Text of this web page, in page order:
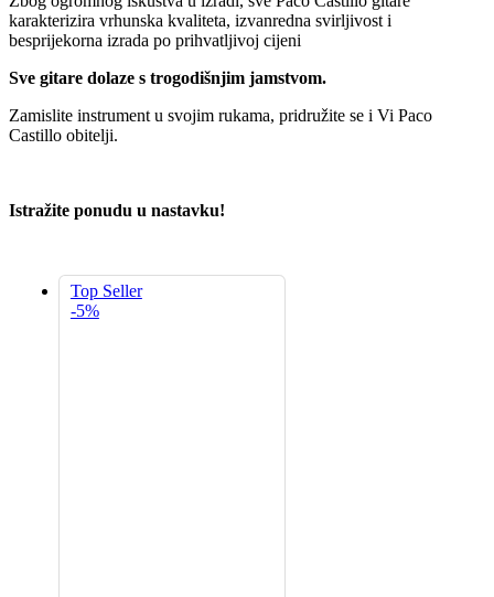
karakterizira vrhunska kvaliteta, izvanredna svirljivost i
besprijekorna izrada po prihvatljivoj cijeni
Sve gitare dolaze s trogodišnjim jamstvom.
Zamislite instrument u svojim rukama, pridružite se i Vi Paco
Castillo obitelji.
Istražite ponudu u nastavku!
Top Seller
-5%